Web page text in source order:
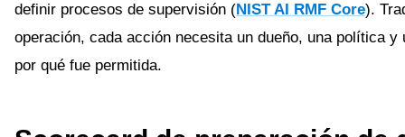
definir procesos de supervisión (NIST AI RMF Core).
operación, cada acción necesita un dueño, una política y
por qué fue permitida.